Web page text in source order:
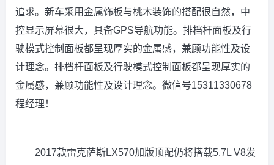
追求。新车采用金属饰板与桃木装饰的搭配很自然，中
控显示屏幕很大，具备GPS导航功能。排档杆面板及行
驶模式控制面板都呈现厚实的金属感，兼顾功能性及设
计理念。排档杆面板及行驶模式控制面板都呈现厚实的
金属感，兼顾功能性及设计理念。微信号15311330678
程经理！
2017款雷克萨斯LX570加版顶配仍将搭载5.7L V8发